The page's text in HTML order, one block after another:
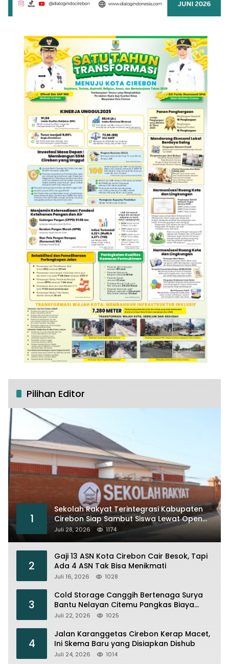
Pilihan Editor
1
Sekolah Rakyat Terintegrasi Kabupaten
Cirebon Siap Sambut Siswa Lewat Open
House dan MPLS
Juli 28, 2026 1174
2
Gaji 13 ASN Kota Cirebon Cair Besok, Tapi
Ada 4 ASN Tak Bisa Menikmati
Juli 16, 2026 1028
3
Cold Storage Canggih Bertenaga Surya
Bantu Nelayan Citemu Pangkas Biaya
Operasional
Juli 22, 2026 1025
4
Jalan Karanggetas Cirebon Kerap Macet,
Ini Skema Baru yang Disiapkan Dishub
Juli 24, 2026 1014